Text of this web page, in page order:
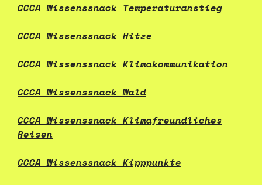
CCCA Wissenssnack Temperaturanstieg
CCCA Wissenssnack Hitze
CCCA Wissenssnack Klimakommunikation
CCCA Wissenssnack Wald
CCCA Wissenssnack Klimafreundliches
Reisen
CCCA Wissenssnack Kipppunkte